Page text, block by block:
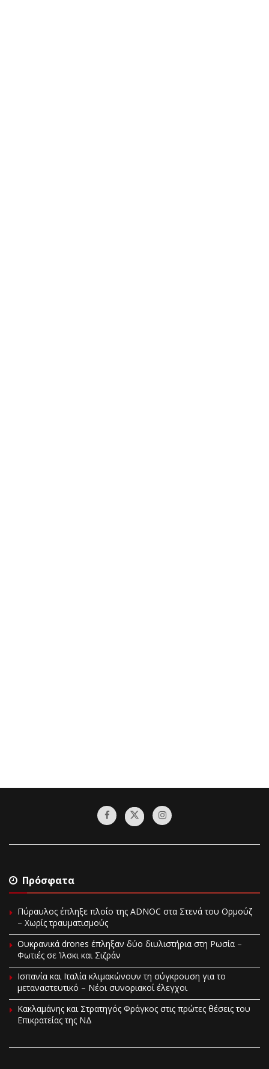
Πρόσφατα
Πύραυλος έπληξε πλοίο της ADNOC στα Στενά του Ορμούζ
– Χωρίς τραυματισμούς
Ουκρανικά drones έπληξαν δύο διυλιστήρια στη Ρωσία –
Φωτιές σε Ίλσκι και Σιζράν
Ισπανία και Ιταλία κλιμακώνουν τη σύγκρουση για το
μεταναστευτικό – Νέοι συνοριακοί έλεγχοι
Κακλαμάνης και Στρατηγός Φράγκος στις πρώτες θέσεις του
Επικρατείας της ΝΔ